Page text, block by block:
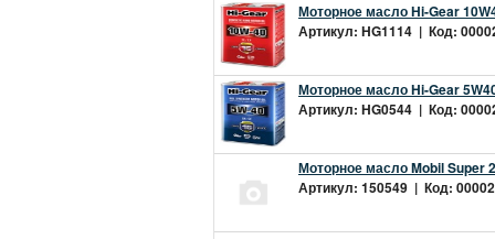
Моторное масло Hi-Gear
Артикул: HG1114 | Код:
Моторное масло Hi-Gear
Артикул: HG0544 | Код:
Моторное масло Mobil Super
Артикул: 150549 | Код: